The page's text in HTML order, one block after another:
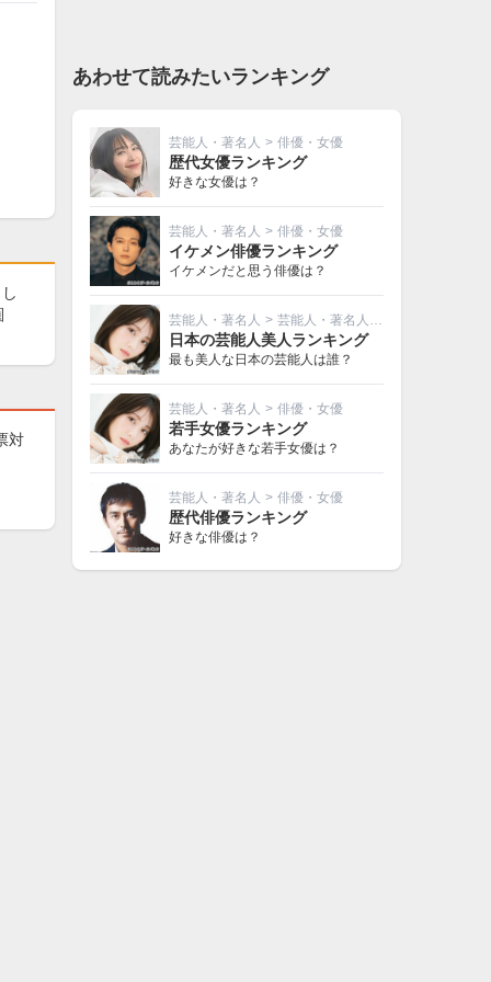
対
あわせて読みたいランキング
芸能人・著名人 > 俳優・女優
歴代女優ランキング
好きな女優は？
芸能人・著名人 > 俳優・女優
イケメン俳優ランキング
イケメンだと思う俳優は？
芸能人・著名人 > 芸能人・著名人その他
日本の芸能人美人ランキング
最も美人な日本の芸能人は誰？
芸能人・著名人 > 俳優・女優
若手女優ランキング
あなたが好きな若手女優は？
芸能人・著名人 > 俳優・女優
歴代俳優ランキング
好きな俳優は？